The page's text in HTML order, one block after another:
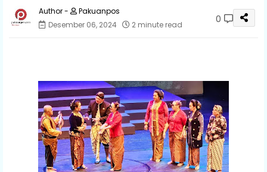
Pakuanpos
Desember 06, 2024
2 minute read 0